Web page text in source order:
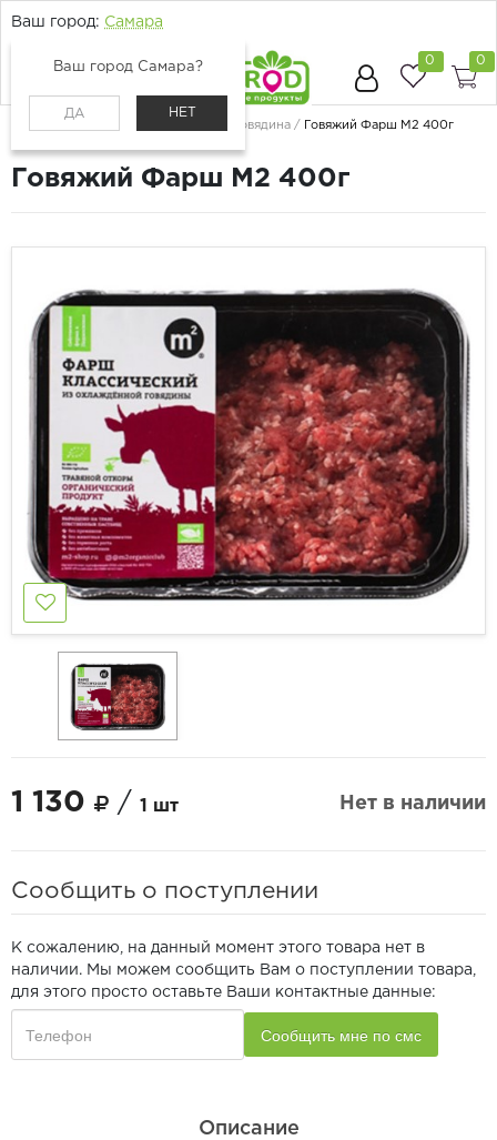
Ваш город: Самара
Ваш город Самара?
ДА НЕТ
0 0
Говядина Говяжий Фарш М2 400г
Говяжий Фарш М2 400г
1 130 / 1 шт Нет в наличии
Сообщить о поступлении
К сожалению, на данный момент этого товара нет в
наличии. Мы можем сообщить Вам о поступлении товара,
для этого просто оставьте Ваши контактные данные:
Описание